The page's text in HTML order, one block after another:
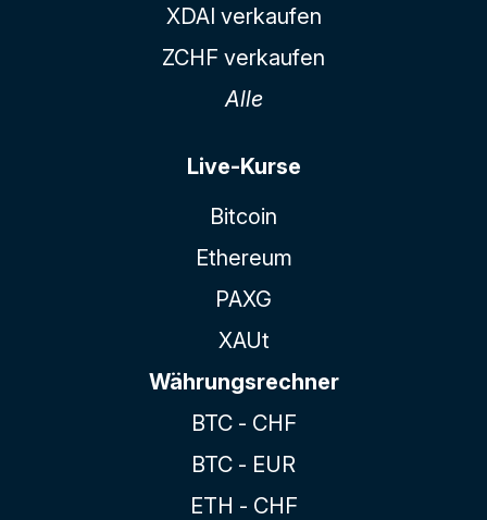
XDAI verkaufen
ZCHF verkaufen
Alle
Live-Kurse
Bitcoin
Ethereum
PAXG
XAUt
Währungsrechner
BTC - CHF
BTC - EUR
ETH - CHF